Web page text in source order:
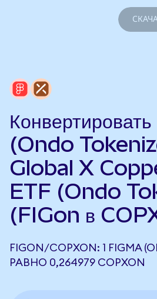
(Ondo
Global X
ETF (Ondo
(FIGon в
FIGON/COPXON: 1 FIGMA
РАВНО 0,264979 COPXON